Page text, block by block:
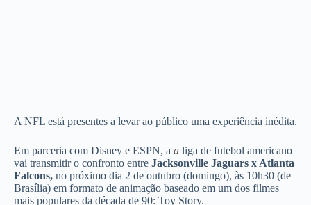
A NFL está presentes a levar ao público uma experiência inédita.
Em parceria com Disney e ESPN, a a liga de futebol americano
vai transmitir o confronto entre Jacksonville Jaguars x Atlanta
Falcons, no próximo dia 2 de outubro (domingo), às 10h30 (de
Brasília) em formato de animação baseado em um dos filmes
mais populares da década de 90: Toy Story.